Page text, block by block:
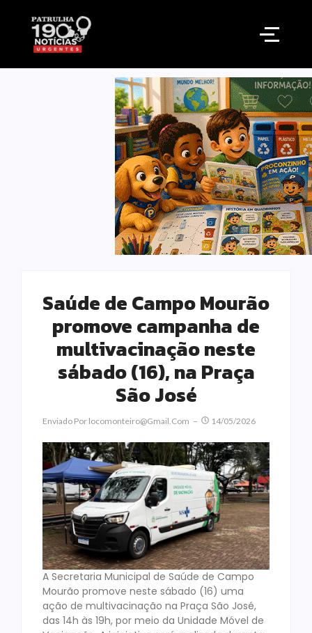
Saúde de Campo Mourão
promove campanha de
multivacinação neste
sábado (16), na Praça
São José
Enviado Por Locomonteiro@gmail.com 14/05/2026
A Secretaria Municipal de Saúde de Campo
Mourão promove neste sábado (16) uma
ação de multivacinação na Praça São José,
das 14h às 19h, por meio da Unidade Móvel de